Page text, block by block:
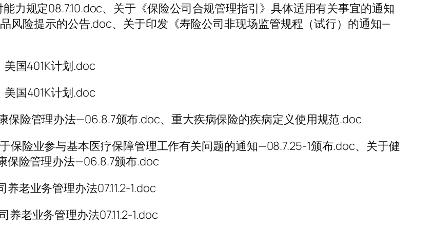
力规定08.7.10.doc、关于《保险公司合规管理指引》具体适用有关事宜的通知
风险提示的公告.doc、关于印发《寿险公司非现场监管规程（试行）的通知—
国401K计划.doc
国401K计划.doc
保险管理办法—06.8.7颁布.doc、重大疾病保险的疾病定义使用规范.doc
保险业参与基本医疗保障管理工作有关问题的通知—08.7.25-1颁布.doc、关于健
保险管理办法—06.8.7颁布.doc
老业务管理办法07.11.2-1.doc
老业务管理办法07.11.2-1.doc